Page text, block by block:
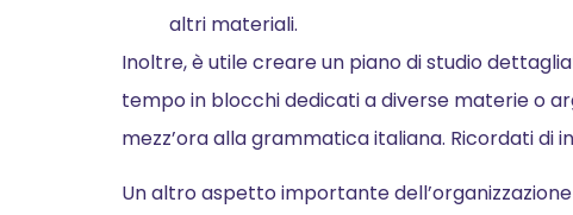
altri materiali.
Inoltre, è utile creare un piano di studio
tempo in blocchi dedicati a diverse materie o
mezz’ora alla grammatica italiana. Ricordati
Un altro aspetto importante